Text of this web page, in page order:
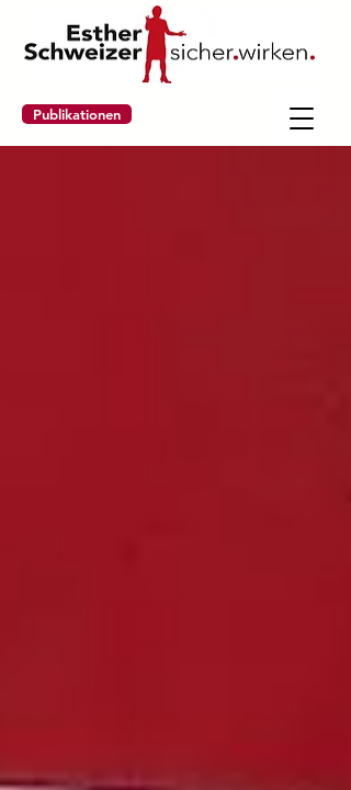
Publikationen